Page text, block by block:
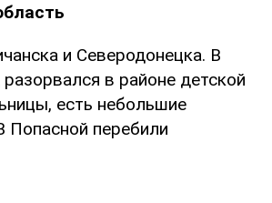
и Северодонецка. В
в районе детской
есть небольшие
Попасной перебили